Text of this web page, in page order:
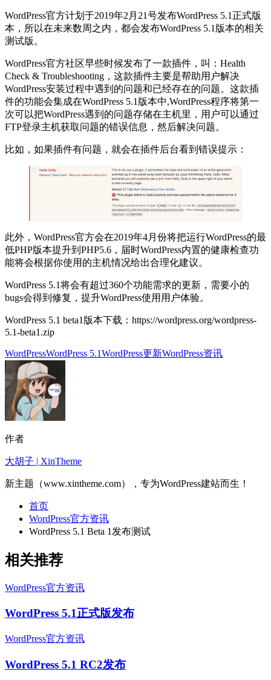
WordPress官方计划于2019年2月21号发布WordPress 5.1正式版
本，所以在未来数周之内，都会发布WordPress 5.1版本的相关
测试版。
WordPress官方社区早些时候发布了一款插件，叫：Health
Check & Troubleshooting，这款插件主要是帮助用户解决
WordPress安装过程中遇到的问题和已经存在的问题。这款插
件的功能会集成在WordPress 5.1版本中,WordPress程序将第一
次可以把WordPress遇到的问题存储在主机里，用户可以通过
FTP登录主机获取问题的错误信息，然后解决问题。
比如，如果插件有问题，就会在插件后台看到错误提示：
此外，WordPress官方会在2019年4月份将把运行WordPress的最
低PHP版本提升到PHP5.6，届时WordPress内置的健康检查功
能将会根据你使用的主机情况给出合理化建议。
WordPress 5.1将会有超过360个功能需求的更新，需要小的
bugs会得到修复，提升WordPress使用用户体验。
WordPress 5.1 beta1版本下载：https://wordpress.org/wordpress-
5.1-beta1.zip
WordPressWordPress 5.1WordPress更新WordPress资讯
作者
大胡子 | XinTheme
新主题（www.xintheme.com），专为WordPress建站而生！
首页
WordPress官方资讯
WordPress 5.1 Beta 1发布测试
相关推荐
WordPress官方资讯
WordPress 5.1正式版发布
WordPress官方资讯
WordPress 5.1 RC2发布